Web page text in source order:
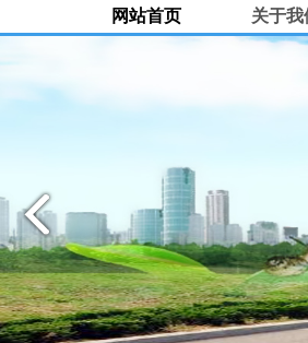
网站首页 关于我